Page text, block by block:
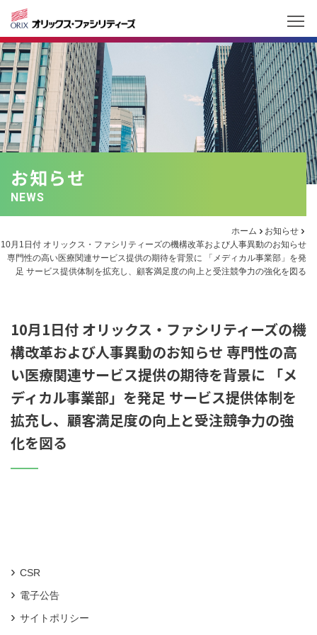
お知らせ
NEWS
ホーム
お知らせ
10月1日付 オリックス・ファシリティーズの機構改革および人事異動のお知らせ
専門性の高い医療関連サービス提供の期待を背景に 「メディカル事業部」を発
足 サービス提供体制を拡充し、顧客満足度の向上と受注競争力の強化を図る
10月1日付 オリックス・ファシリティーズの機
構改革および人事異動のお知らせ 専門性の高
い医療関連サービス提供の期待を背景に 「メ
ディカル事業部」を発足 サービス提供体制を
拡充し、顧客満足度の向上と受注競争力の強
化を図る
CSR
電子公告
サイトポリシー